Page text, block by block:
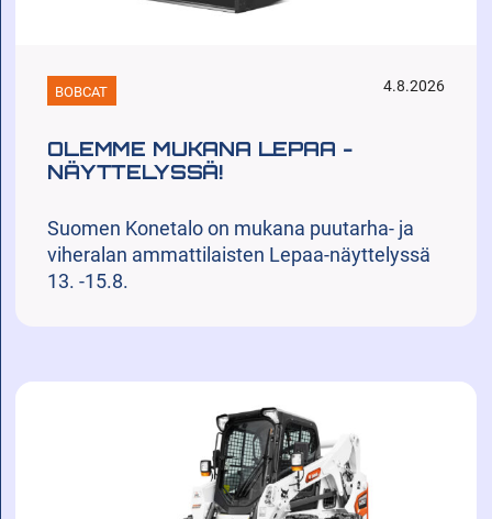
BOBCAT 4.8.2026
OLEMME MUKANA LEPAA -
NÄYTTELYSSÄ!
Suomen Konetalo on mukana puutarha- ja
viheralan ammattilaisten Lepaa-näyttelyssä
13. -15.8.